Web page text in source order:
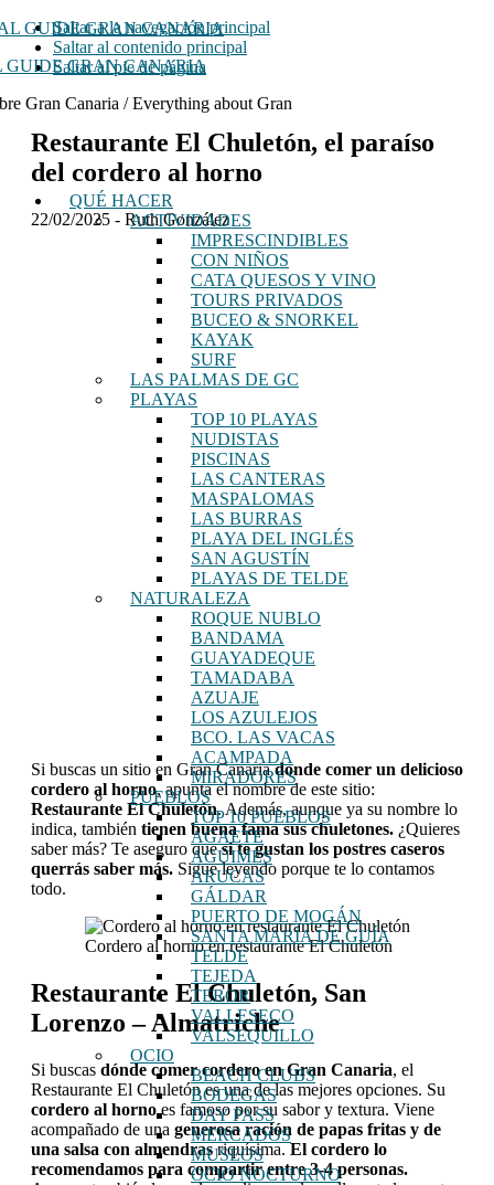
Saltar a la navegación principal
Saltar al contenido principal
Saltar al pie de página
GUIDE GRAN CANARIA
Gran Canaria / Everything about Gran
QUÉ HACER
ACTIVIDADES
IMPRESCINDIBLES
CON NIÑOS
CATA QUESOS Y VINO
TOURS PRIVADOS
BUCEO & SNORKEL
KAYAK
SURF
LAS PALMAS DE GC
PLAYAS
TOP 10 PLAYAS
NUDISTAS
PISCINAS
LAS CANTERAS
MASPALOMAS
LAS BURRAS
PLAYA DEL INGLÉS
SAN AGUSTÍN
PLAYAS DE TELDE
NATURALEZA
ROQUE NUBLO
BANDAMA
GUAYADEQUE
TAMADABA
AZUAJE
LOS AZULEJOS
BCO. LAS VACAS
ACAMPADA
MIRADORES
PUEBLOS
TOP 10 PUEBLOS
AGAETE
AGÜIMES
ARUCAS
GÁLDAR
PUERTO DE MOGÁN
SANTA MARÍA DE GUÍA
TELDE
TEJEDA
TEROR
VALLESECO
VALSEQUILLO
OCIO
BEACH CLUBS
BODEGAS
DAY PASS
MERCADOS
MUSEOS
OCIO NOCTURNO
Restaurante El Chuletón, el paraíso
del cordero al horno
22/02/2025 - Ruth González
Si buscas un sitio en Gran Canariadonde comer un delicioso
cordero al horno, apunta el nombre de este sitio:
Restaurante El Chuletón. Además, aunque ya su nombre lo
indica, también tienen buena fama sus chuletones. ¿Quieres
saber más? Te aseguro quesi te gustan los postres caseros
querrás saber más. Sigue leyendo porque te lo contamos
todo.
Cordero al horno en restaurante El Chuletón
Restaurante El Chuletón, San
Lorenzo – Almatriche
Si buscas dónde comer cordero en Gran Canaria, el
Restaurante El Chuletón es una de las mejores opciones. Su
cordero al hornoes famoso por su sabor y textura. Viene
acompañado de una generosa ración de papas fritas y de
una salsa con almendrasriquísima.El cordero lo
recomendamos para compartir entre 3-4 personas.